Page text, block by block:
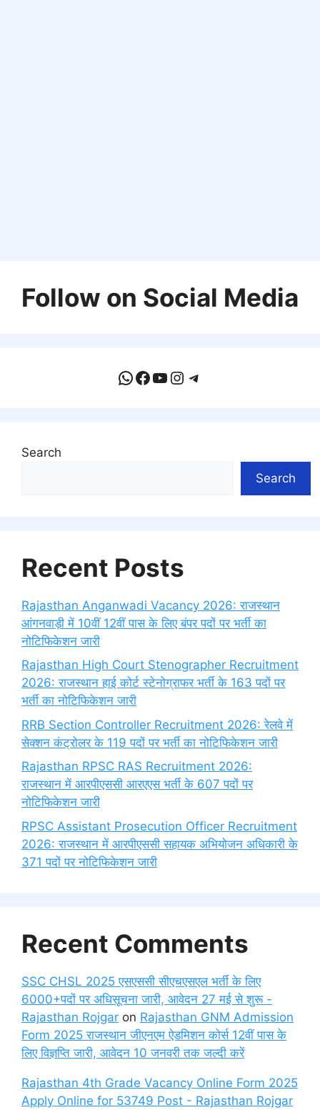
Follow on Social Media
WhatsApp
Facebook
YouTube
Instagram
Telegram
Search
Search
Recent Posts
Rajasthan Anganwadi Vacancy 2026: राजस्थान
आंगनवाड़ी में 10वीं 12वीं पास के लिए बंपर पदों पर भर्ती का
नोटिफिकेशन जारी
Rajasthan High Court Stenographer Recruitment
2026: राजस्थान हाई कोर्ट स्टेनोग्राफर भर्ती के 163 पदों पर
भर्ती का नोटिफिकेशन जारी
RRB Section Controller Recruitment 2026: रेलवे में
सेक्शन कंट्रोलर के 119 पदों पर भर्ती का नोटिफिकेशन जारी
Rajasthan RPSC RAS Recruitment 2026:
राजस्थान में आरपीएससी आरएएस भर्ती के 607 पदों पर
नोटिफिकेशन जारी
RPSC Assistant Prosecution Officer Recruitment
2026: राजस्थान में आरपीएससी सहायक अभियोजन अधिकारी के
371 पदों पर नोटिफिकेशन जारी
Recent Comments
SSC CHSL 2025 एसएससी सीएचएसएल भर्ती के लिए
6000+पदों पर अधिसूचना जारी, आवेदन 27 मई से शुरू -
Rajasthan Rojgar on Rajasthan GNM Admission
Form 2025 राजस्थान जीएनएम ऐडमिशन कोर्स 12वीं पास के
लिए विज्ञप्ति जारी, आवेदन 10 जनवरी तक जल्दी करें
Rajasthan 4th Grade Vacancy Online Form 2025
Apply Online for 53749 Post - Rajasthan Rojgar